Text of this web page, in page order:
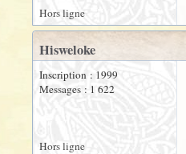
Hors ligne
Hisweloke
Inscription : 1999
Messages : 1 622
Hors ligne